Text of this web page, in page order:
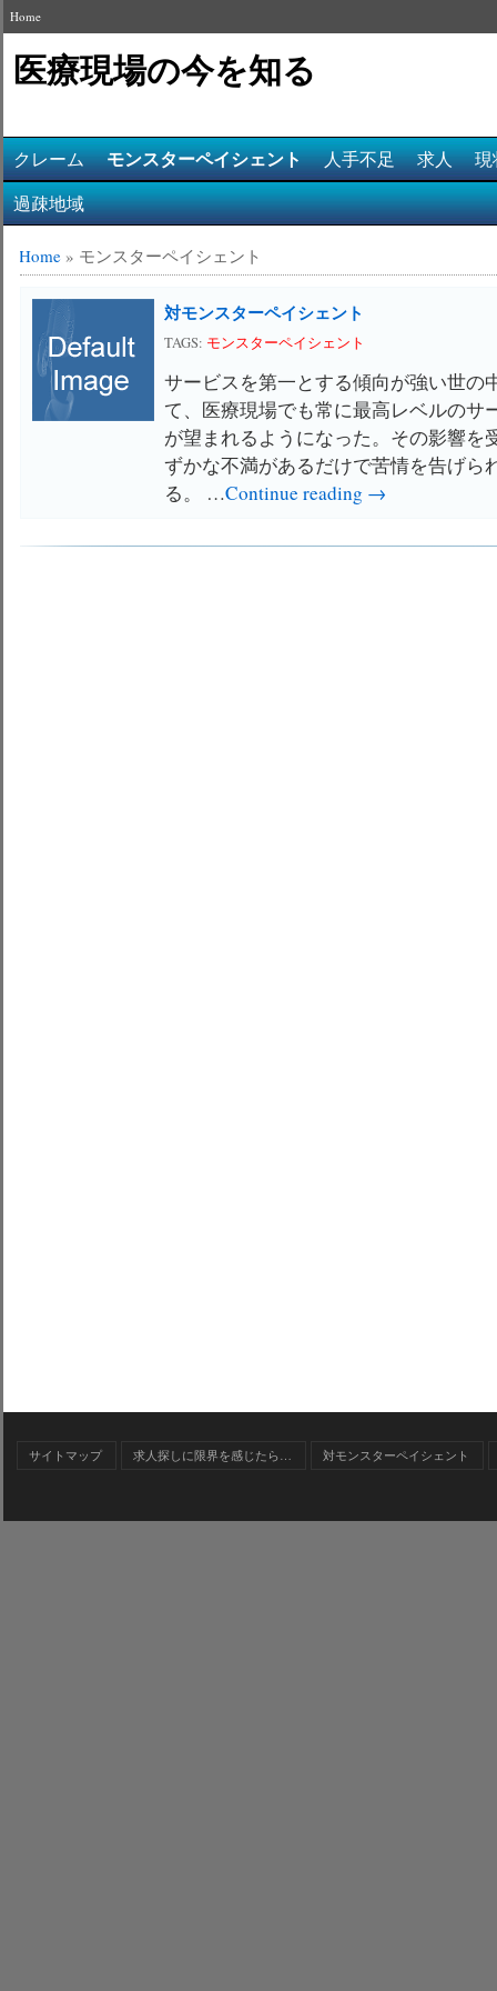
Home
医療現場の今を知る
クレーム モンスターペイシェント 人手不足 求人
過疎地域
Home » モンスターペイシェント
対モンスターペイシェント
TAGS: モンスターペイシェント
サービスを第一とする傾向が強い世の
て、医療現場でも常に最高レベルのサ
が望まれるようになった。その影響を
ずかな不満があるだけで苦情を告げら
る。 …Continue reading →
サイトマップ 求人探しに限界を感じたら… 対モンスターペイシェント